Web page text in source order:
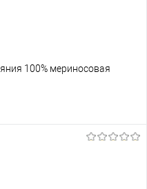
100% мериносовая